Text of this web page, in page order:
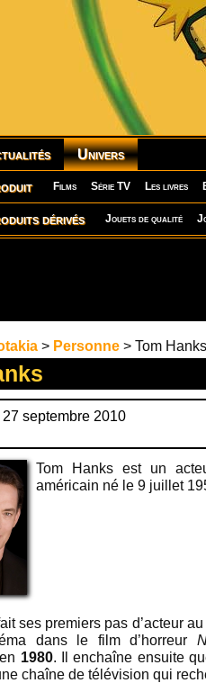
Univers
Films Série TV Les livres
dérivés Jouets de qualité
> Personne > Tom Hanks
septembre 2010
Tom Hanks est un
américain né le 9 juillet
ses premiers pas d’acteur
dans le film d’horreur
1980. Il enchaîne ensuite
chaîne de télévision qui